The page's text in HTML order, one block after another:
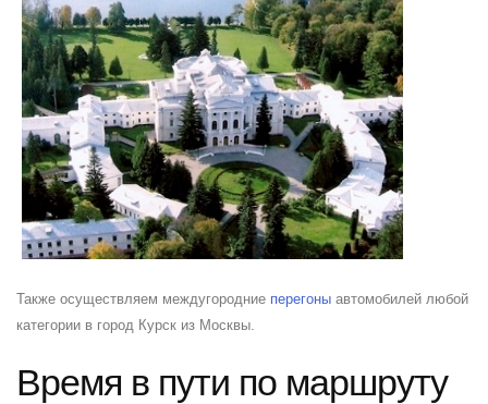
Также осуществляем междугородние перегоны автомобилей любой
категории в город Курск из Москвы.
Время в пути по маршруту